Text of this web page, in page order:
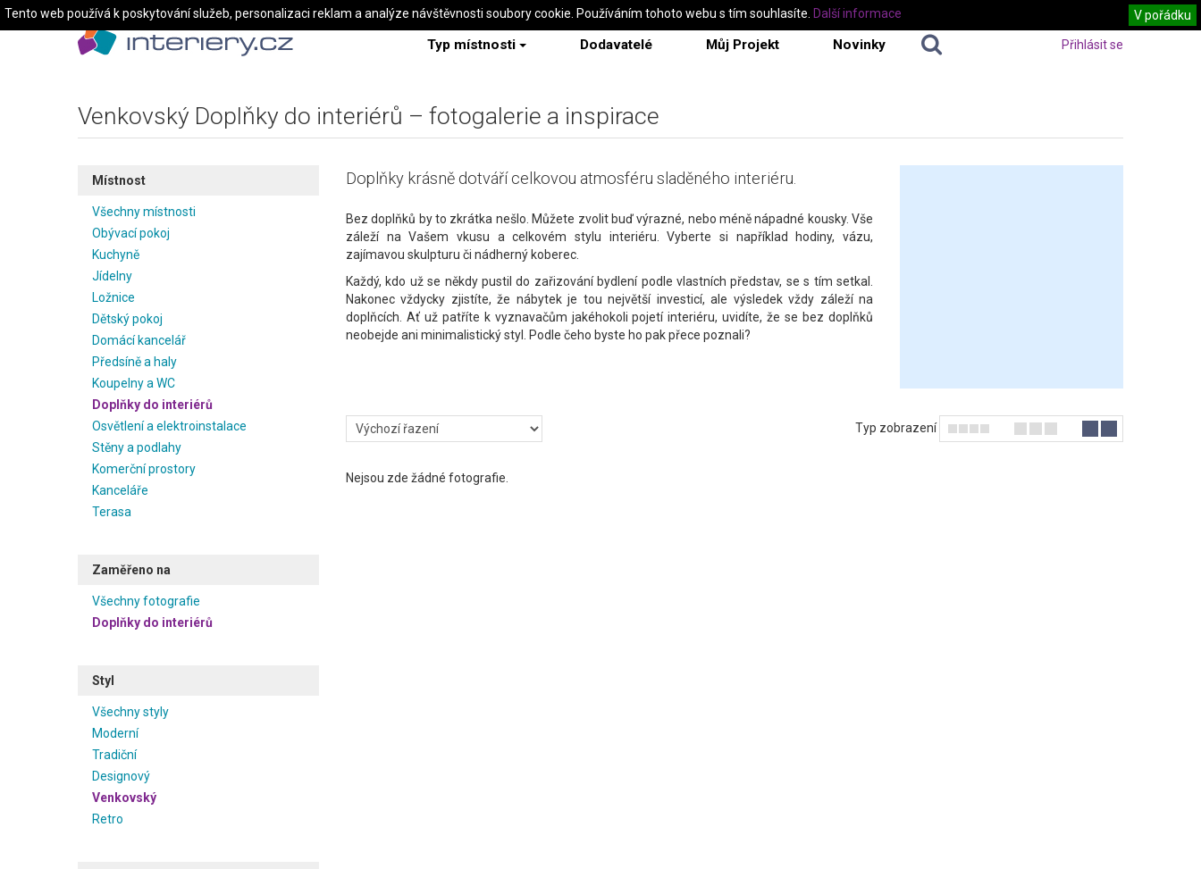
Typ místnosti Dodavatelé Můj Projekt Novinky Přihlásit se
Venkovský Doplňky do interiérů – fotogalerie a inspirace
Místnost
Všechny místnosti
Obývací pokoj
Kuchyně
Jídelny
Ložnice
Dětský pokoj
Domácí kancelář
Předsíně a haly
Koupelny a WC
Doplňky do interiérů
Osvětlení a elektroinstalace
Stěny a podlahy
Komerční prostory
Kanceláře
Terasa
Zaměřeno na
Všechny fotografie
Doplňky do interiérů
Styl
Všechny styly
Moderní
Tradiční
Designový
Venkovský
Retro
Doplňky krásně dotváří celkovou atmosféru sladěného interiéru.
Bez doplňků by to zkrátka nešlo. Můžete zvolit buď výrazné, nebo méně nápadné kousky. Vše
záleží na Vašem vkusu a celkovém stylu interiéru. Vyberte si například hodiny, vázu,
zajímavou skulpturu či nádherný koberec.
Každý, kdo už se někdy pustil do zařizování bydlení podle vlastních představ, se s tím setkal.
Nakonec vždycky zjistíte, že nábytek je tou největší investicí, ale výsledek vždy záleží na
doplňcích. Ať už patříte k vyznavačům jakéhokoli pojetí interiéru, uvidíte, že se bez doplňků
neobejde ani minimalistický styl. Podle čeho byste ho pak přece poznali?
Typ zobrazení
Nejsou zde žádné fotografie.
Tento web používá k poskytování služeb, personalizaci reklam a analýze návštěvnosti soubory cookie. Používáním tohoto webu s tím souhlasíte. V pořádku
Další informace